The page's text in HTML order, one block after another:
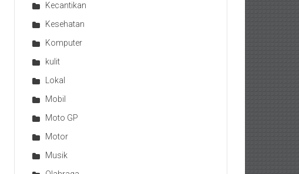
Kecantikan
Kesehatan
Komputer
kulit
Lokal
Mobil
Moto GP
Motor
Musik